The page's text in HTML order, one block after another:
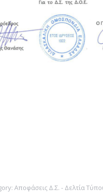
Αποφάσεις Δ.Σ. - Δελτία